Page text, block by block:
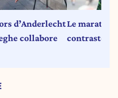
d’Anderlecht
collabore
Le
contraste